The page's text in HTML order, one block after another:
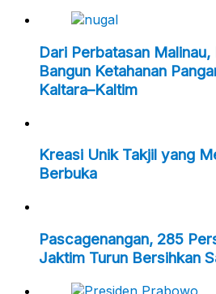
Dari Perbatasan
Bangun Ketahanan
Kaltara–Kaltim
Kreasi Unik Takjil yang
Berbuka
Pascagenangan, 285
Jaktim Turun Bersihkan